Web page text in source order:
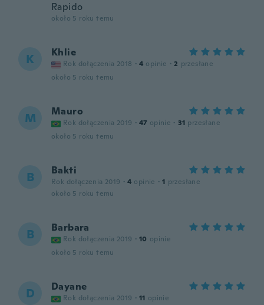
Rapido
około 5 roku temu
K Khlie
Rok dołączenia 2018 · 4 opinie · 2 przesłane
około 5 roku temu
M Mauro
Rok dołączenia 2019 · 47 opinie · 31 przesłane
około 5 roku temu
B Bakti
Rok dołączenia 2019 · 4 opinie · 1 przesłane
około 5 roku temu
B Barbara
Rok dołączenia 2019 · 10 opinie
około 5 roku temu
D Dayane
Rok dołączenia 2019 · 11 opinie